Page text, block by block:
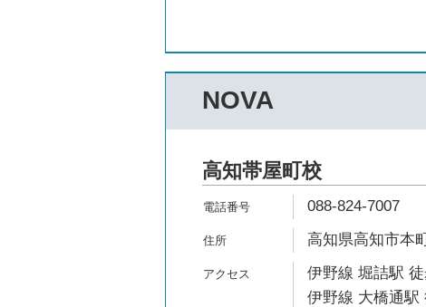
NOVA
高知帯屋町校
088-824-7007
高知県高知市本
伊野線 堀詰駅
伊野線 大橋通駅